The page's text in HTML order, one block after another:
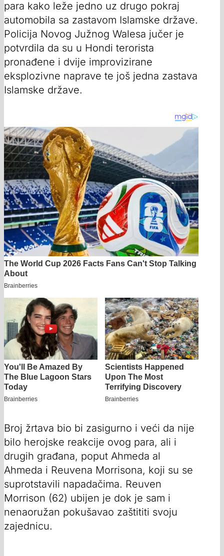
para kako leže jedno uz drugo pokraj
automobila sa zastavom Islamske države.
Policija Novog Južnog Walesa jučer je
potvrdila da su u Hondi terorista
pronađene i dvije improvizirane
eksplozivne naprave te još jedna zastava
Islamske države.
Broj žrtava bio bi zasigurno i veći da nije
bilo herojske reakcije ovog para, ali i
drugih građana, poput Ahmeda al
Ahmeda i Reuvena Morrisona, koji su se
suprotstavili napadačima. Reuven
Morrison (62) ubijen je dok je sam i
nenaoružan pokušavao zaštititi svoju
zajednicu.